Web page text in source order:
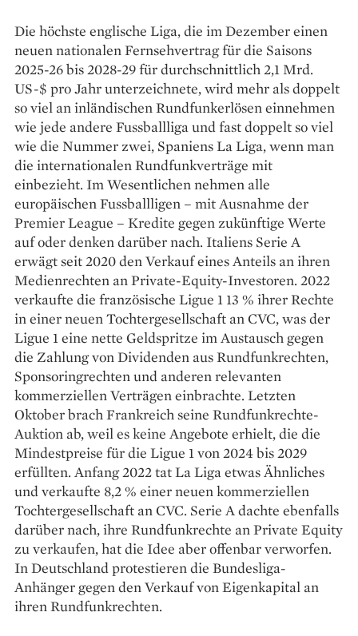
Die höchste englische Liga, die im Dezember einen
neuen nationalen Fernsehvertrag für die Saisons
2025-26 bis 2028-29 für durchschnittlich 2,1 Mrd.
US-$ pro Jahr unterzeichnete, wird mehr als doppelt
so viel an inländischen Rundfunkerlösen einnehmen
wie jede andere Fussballliga und fast doppelt so viel
wie die Nummer zwei, Spaniens La Liga, wenn man
die internationalen Rundfunkverträge mit
einbezieht. Im Wesentlichen nehmen alle
europäischen Fussballligen – mit Ausnahme der
Premier League – Kredite gegen zukünftige Werte
auf oder denken darüber nach. Italiens Serie A
erwägt seit 2020 den Verkauf eines Anteils an ihren
Medienrechten an Private-Equity-Investoren. 2022
verkaufte die französische Ligue 1 13 % ihrer Rechte
in einer neuen Tochtergesellschaft an CVC, was der
Ligue 1 eine nette Geldspritze im Austausch gegen
die Zahlung von Dividenden aus Rundfunkrechten,
Sponsoringrechten und anderen relevanten
kommerziellen Verträgen einbrachte. Letzten
Oktober brach Frankreich seine Rundfunkrechte-
Auktion ab, weil es keine Angebote erhielt, die die
Mindestpreise für die Ligue 1 von 2024 bis 2029
erfüllten. Anfang 2022 tat La Liga etwas Ähnliches
und verkaufte 8,2 % einer neuen kommerziellen
Tochtergesellschaft an CVC. Serie A dachte ebenfalls
darüber nach, ihre Rundfunkrechte an Private Equity
zu verkaufen, hat die Idee aber offenbar verworfen.
In Deutschland protestieren die Bundesliga-
Anhänger gegen den Verkauf von Eigenkapital an
ihren Rundfunkrechten.